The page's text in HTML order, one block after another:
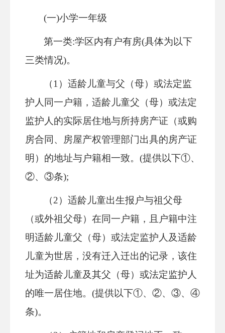
(一)小学一年级
第一类:学区内有户有房(具体为以下
三类情况)。
（1）适龄儿童与父（母）或法定监
护人同一户籍，适龄儿童父（母）或法定
监护人的实际居住地与所持房产证（或购
房合同、房屋产权管理部门出具的房产证
明）的地址与户籍相一致。 (提供以下①、
②、③条);
（2）适龄儿童出生报户与祖父母
（或外祖父母）在同一户籍，且户籍中注
明适龄儿童父（母）或法定监护人及适龄
儿童为世居，没有迁入迁出的记录，该住
址为适龄儿童及其父（母）或法定监护人
的唯一居住地。 (提供以下①、②、③、④
条)。